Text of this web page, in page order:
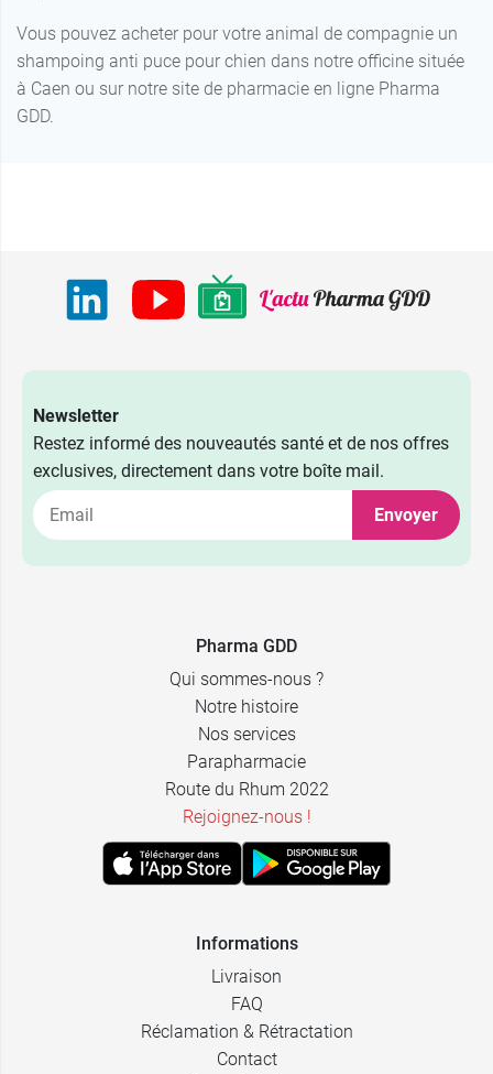
Vous pouvez acheter pour votre animal de compagnie un
shampoing anti puce pour chien dans notre officine située
à Caen ou sur notre site de pharmacie en ligne Pharma
GDD.
Newsletter
Restez informé des nouveautés santé et de nos offres
exclusives, directement dans votre boîte mail.
Envoyer
Pharma GDD
Qui sommes-nous ?
Notre histoire
Nos services
Parapharmacie
Route du Rhum 2022
Rejoignez-nous !
Informations
Livraison
FAQ
Réclamation & Rétractation
Contact